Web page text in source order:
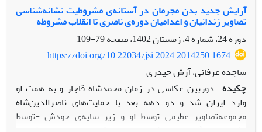
پیوندهای متقابل، در نظر گرفته شده است. بررسی این ویژگی­ها
نشان داد که سازمان­های صنفی در بازار تهران ساختار شبکه­ای با
فرم­هایی از «سلسله ­مراتب همیارانه» داشتند. این سازمان­های
صنفی از بازار مجموعه‌ای منظم از شبکه‌های‌ سازمان‌یافته
می‌ساخت. بنابراین، بازار تهران قرن نوزدهم توده‌ای بی‌شکل و
بی‌قاعده نبود بلکه با دربرگرفتن شبکه­ های صنفی متشکل و
منسجم، یک مجموعه ساختاریافته و منظم را شکل می‌داد.
آرایش جدید بدن مجرمان در آستانه‌ی مشروطیت نشانه‌شناسی
تصاویر زندانیان و اعدامیان دوره‌ی ناصری تا انقلاب مشروطه
دوره 24، شماره 4، زمستان 1402، صفحه
79-109
https://doi.org/10.22034/jsi.2024.2014250.1674
ساجده عرفانی، آرش حیدری
چکیده دوربین عکاسی در زمان محمدشاه قاجار و به همت او
وارد ایران شد و دو دهه بعد با حمایت‌های ناصرالدین‌شاه
مجموعه‌‌تصاویر عظیمی توسط او و زیر سایه‌ی خودش -توسط